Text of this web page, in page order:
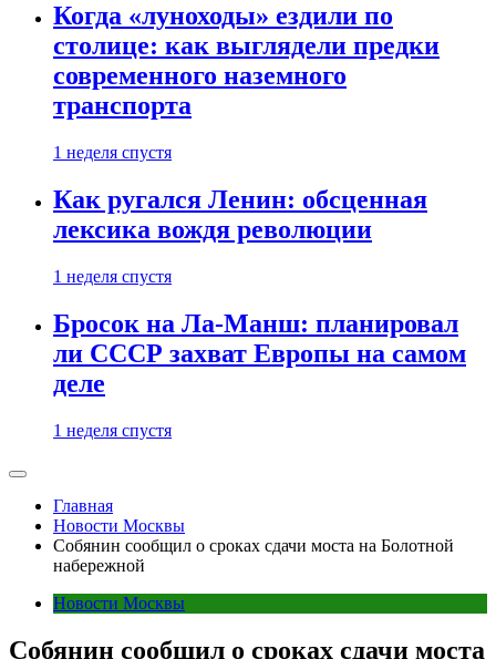
Когда «луноходы» ездили по
столице: как выглядели предки
современного наземного
транспорта
1 неделя спустя
Как ругался Ленин: обсценная
лексика вождя революции
1 неделя спустя
Бросок на Ла-Манш: планировал
ли СССР захват Европы на самом
деле
1 неделя спустя
Главная
Новости Москвы
Собянин сообщил о сроках сдачи моста на Болотной
набережной
Новости Москвы
Собянин сообщил о сроках сдачи моста